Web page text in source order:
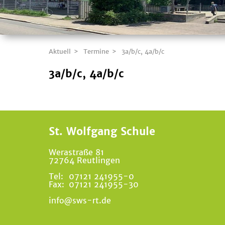
Aktuell Termine 3a/b/c, 4a/b/c
3a/b/c, 4a/b/c
St. Wolfgang Schule
Werastraße 81
72764 Reutlingen
Tel:
07121 241955-0
Fax: 07121 241955-30
info@sws-rt.de